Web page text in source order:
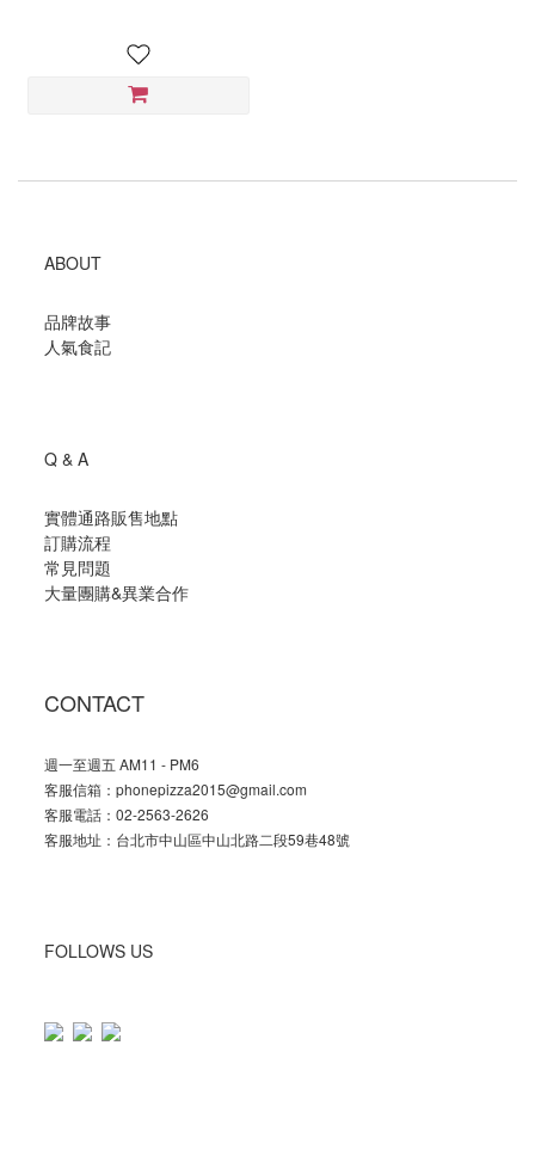
ABOUT
品牌故事
人氣食記
Q & A
實體通路販售地點
訂購流程
常見問題
大量團購&異業合作
CONTACT
週一至週五 AM11 - PM6
客服信箱：phonepizza2015@gmail.com
客服電話：02-2563-2626
客服地址：台北市中山區中山北路二段59巷48號
FOLLOWS US